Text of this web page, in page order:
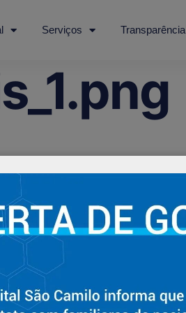
Serviços Transparência